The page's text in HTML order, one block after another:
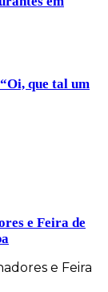
que tal um
e Feira de
e Feira